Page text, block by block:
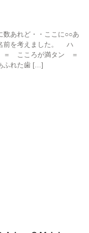
あれど・・ここに○○あ
前を考えました。 ハ
こころが満タン ＝
ふれた歯 […]